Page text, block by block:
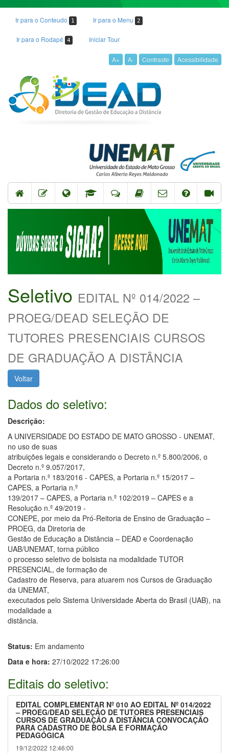
Ir para o Conteudo 1 Ir para o Menu 2
Ir para o Rodapé 4 Iniciar Tour
A+ A- Contraste Acessibilidade
Seletivo EDITAL Nº 014/2022 –
PROEG/DEAD SELEÇÃO DE
TUTORES PRESENCIAIS CURSOS
DE GRADUAÇÃO A DISTÂNCIA
Voltar
Dados do seletivo:
Descrição:
A UNIVERSIDADE DO ESTADO DE MATO GROSSO - UNEMAT,
no uso de suas
atribuições legais e considerando o Decreto n.º 5.800/2006, o
Decreto n.º 9.057/2017,
a Portaria n.º 183/2016 - CAPES, a Portaria n.º 15/2017 –
CAPES, a Portaria n.º
139/2017 – CAPES, a Portaria n.º 102/2019 – CAPES e a
Resolução n.º 49/2019 -
CONEPE, por meio da Pró-Reitoria de Ensino de Graduação –
PROEG, da Diretoria de
Gestão de Educação a Distância – DEAD e Coordenação
UAB/UNEMAT, torna público
o processo seletivo de bolsista na modalidade TUTOR
PRESENCIAL, de formação de
Cadastro de Reserva, para atuarem nos Cursos de Graduação
da UNEMAT,
executados pelo Sistema Universidade Aberta do Brasil (UAB), na
modalidade a
distância.
Status: Em andamento
Data e hora: 27/10/2022 17:26:00
Editais do seletivo:
EDITAL COMPLEMENTAR Nº 010 AO EDITAL Nº 014/2022
– PROEG/DEAD SELEÇÃO DE TUTORES PRESENCIAIS
CURSOS DE GRADUAÇÃO A DISTÂNCIA CONVOCAÇÃO
PARA CADASTRO DE BOLSA E FORMAÇÃO
PEDAGÓGICA
19/12/2022 12:46:00